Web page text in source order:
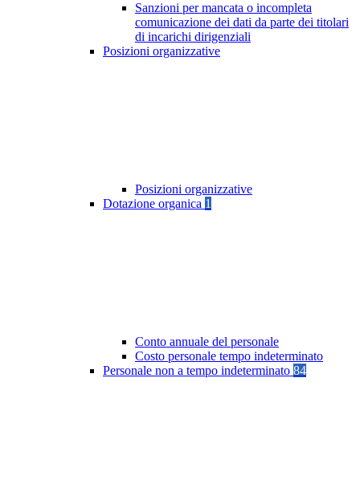
Sanzioni per mancata o incompleta
comunicazione dei dati da parte dei titolari
di incarichi dirigenziali
Posizioni organizzative
Posizioni organizzative
Dotazione organica 1
Conto annuale del personale
Costo personale tempo indeterminato
Personale non a tempo indeterminato 84